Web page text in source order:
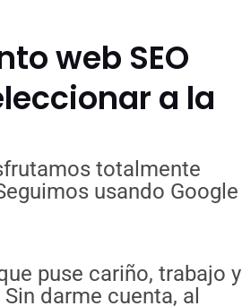
web SEO
a la
totalmente
usando Google
puse cariño, trabajo y
darme cuenta, al